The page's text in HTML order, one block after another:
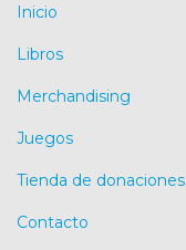
Inicio
Libros
Merchandising
Juegos
Tienda de donaciones
Contacto